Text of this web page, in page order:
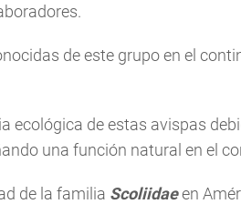
de este grupo en el
ecológica de estas avispas
una función natural en el
de la familia Scoliidaeen